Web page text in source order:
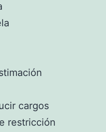
cargos
restricción